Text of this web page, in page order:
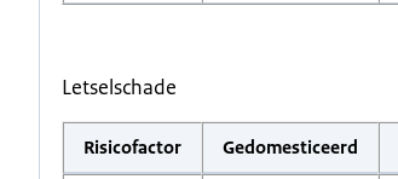
Letselschade
Risicofactor Gedomesticeerd